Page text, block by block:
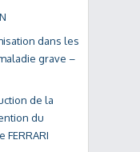
dans les
grave –
de la
du